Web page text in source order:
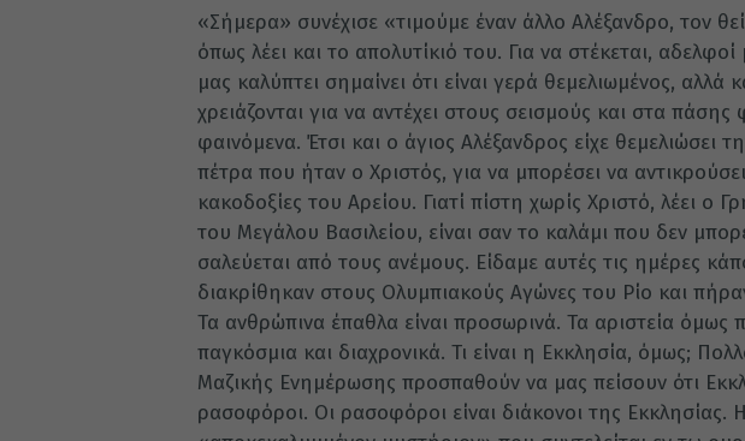
«Σήμερα» συνέχισε «τιμούμε έναν άλλο Αλέξανδρο, τον
όπως λέει και το απολυτίκιό του. Για να στέκεται,
μας καλύπτει σημαίνει ότι είναι γερά θεμελιωμένος, αλλά
χρειάζονται για να αντέχει στους σεισμούς και στα
φαινόμενα. Έτσι και ο άγιος Αλέξανδρος είχε θεμελιώσει
πέτρα που ήταν ο Χριστός, για να μπορέσει να
κακοδοξίες του Αρείου. Γιατί πίστη χωρίς Χριστό, λέει ο
του Μεγάλου Βασιλείου, είναι σαν το καλάμι που δεν
σαλεύεται από τους ανέμους. Είδαμε αυτές τις ημέρες
διακρίθηκαν στους Ολυμπιακούς Αγώνες του Ρίο και
Τα ανθρώπινα έπαθλα είναι προσωρινά. Τα αριστεία όμως
παγκόσμια και διαχρονικά. Τι είναι η Εκκλησία, όμως;
Μαζικής Ενημέρωσης προσπαθούν να μας πείσουν ότι
ρασοφόροι. Οι ρασοφόροι είναι διάκονοι της Εκκλησίας.